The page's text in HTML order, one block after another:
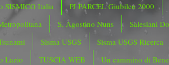
SISMICO Italia
PJ PARCEL Giubileo 2000
S. Agostino Nuns Salesiani
Sisma USGS Sisma USGS Ricerca
Lazio
TUSCIA WEB Un cammino di